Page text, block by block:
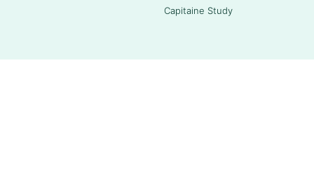
Capitaine Study